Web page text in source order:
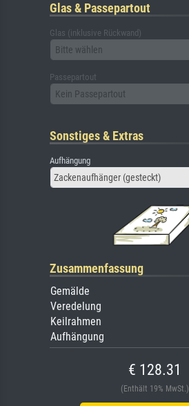
Glas & Passepartout
Glas (inklusive Rückwand)
Bitte wählen
Passepartout
Kein Passepartout
Sonstiges & Extras
Aufhängung
Zackenaufhänger (gesteckt)
Zusammenfassung
Gemälde
Veredelung
Keilrahmen
Aufhängung
€ 128.31
(Enthält 19% MwSt.)